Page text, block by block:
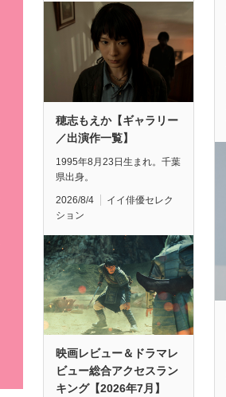
穂志もえか【ギャラリー
／出演作一覧】
1995年8月23日生まれ。千葉
県出身。
2026/8/4
イイ俳優セレク
ション
映画レビュー＆ドラマレ
ビュー総合アクセスラン
キング【2026年7月】